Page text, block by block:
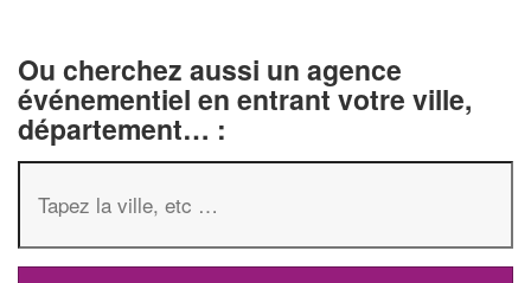
Ou cherchez aussi un agence
événementiel en entrant votre ville,
département… :